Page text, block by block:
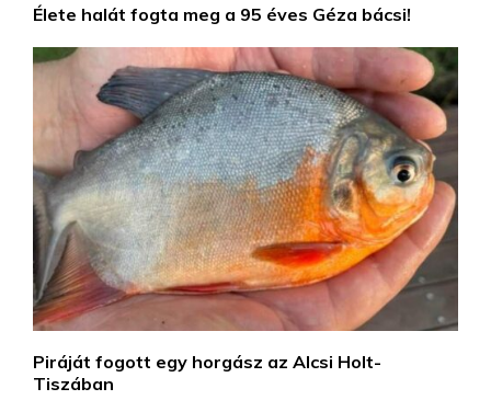
Élete halát fogta meg a 95 éves Géza bácsi!
Piráját fogott egy horgász az Alcsi Holt-
Tiszában